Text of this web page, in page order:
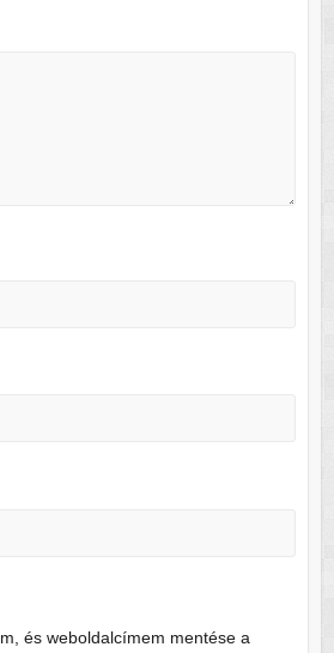
és weboldalcímem mentése a